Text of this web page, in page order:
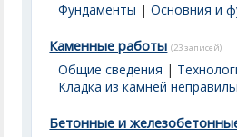
Фундаменты |Основния и
Каменные работы (23 записей)
Общие сведения |
Кладка из камней
Бетонные и